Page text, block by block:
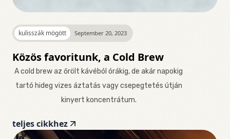
kulisszák mögött September 20, 2023
Közös favoritunk, a Cold Brew
A cold brew az őrölt kávéból órákig, de akár napokig
tartó hideg vizes áztatás vagy csepegtetés útján
kinyert koncentrátum.
teljes cikkhez